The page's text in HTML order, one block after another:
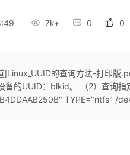
7k+ 0 0
]Linux_UUID的查询方法-打印版
备的UUID：blkid。 （2）查询
TYPE="ntfs" /